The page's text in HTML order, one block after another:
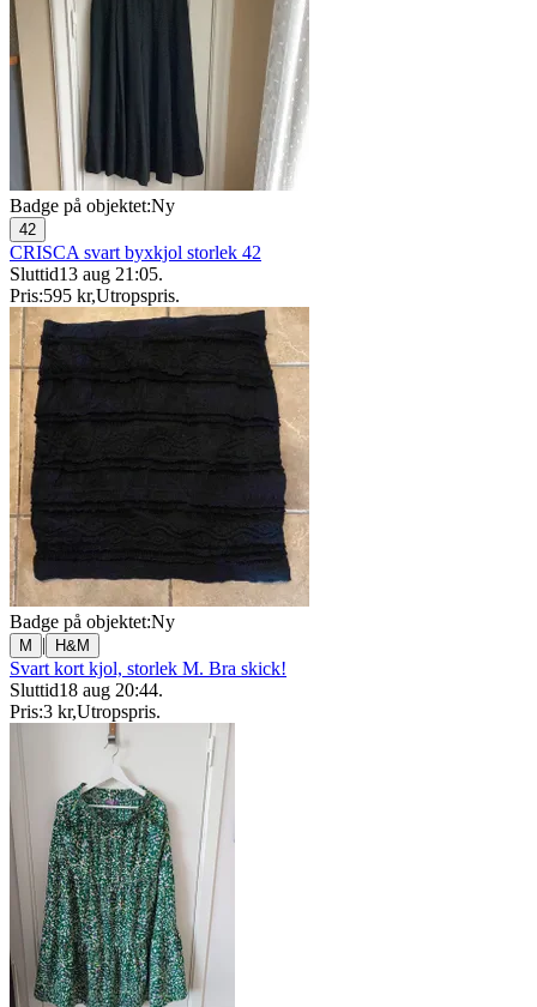
Badge på objektet:Ny
42
CRISCA svart byxkjol storlek 42
Sluttid13 aug 21:05.
Pris:595 kr,Utropspris.
Badge på objektet:Ny
M | H&M
Svart kort kjol, storlek M. Bra skick!
Sluttid18 aug 20:44.
Pris:3 kr,Utropspris.